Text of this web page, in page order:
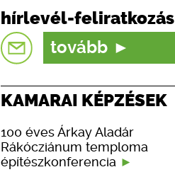
hírlevél-feliratkozás
tovább
KAMARAI KÉPZÉSEK
100 éves Árkay Aladár
Rákócziánum temploma
építészkonferencia